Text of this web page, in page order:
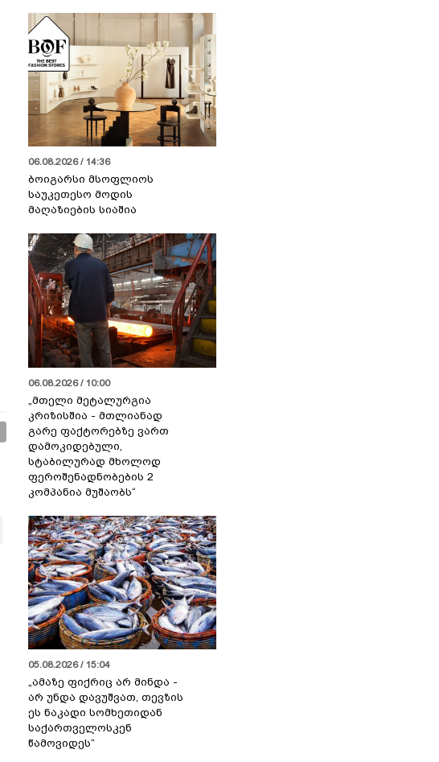
06.08.2026 / 14:36
ბოიგარსი მსოფლიოს
საუკეთესო მოდის
მაღაზიების სიაშია
06.08.2026 / 10:00
„მთელი მეტალურგია
კრიზისშია - მთლიანად
გარე ფაქტორებზე ვართ
დამოკიდებული,
სტაბილურად მხოლოდ
ფეროშენადნობების 2
კომპანია მუშაობს“
05.08.2026 / 15:04
„ამაზე ფიქრიც არ მინდა -
არ უნდა დავუშვათ, თევზის
ეს ნაკადი სომხეთიდან
საქართველოსკენ
წამოვიდეს“